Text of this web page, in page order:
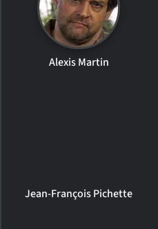
Alexis Martin
Jean-François Pichette